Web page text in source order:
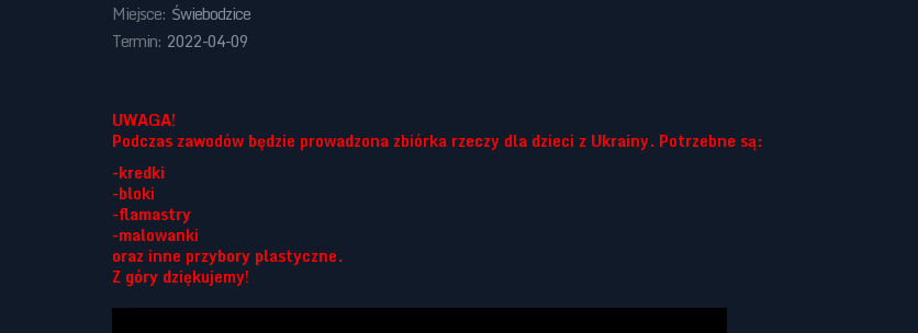
Miejsce: Świebodzice
Termin: 2022-04-09
UWAGA!
Podczas zawodów będzie prowadzona zbiórka rzeczy dla dzieci z Ukrainy. Potrzebne są:
-kredki
-bloki
-flamastry
-malowanki
oraz inne przybory plastyczne.
Z góry dziękujemy!